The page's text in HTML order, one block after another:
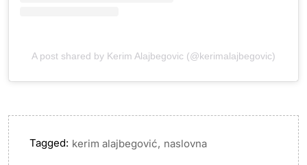
A post shared by Kerim Alajbegovic (@kerimalajbegovic)
Tagged: kerim alajbegović, naslovna